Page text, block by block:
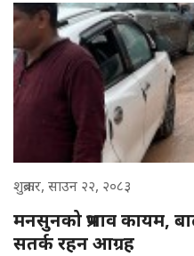
शुक्रबार, साउन २२, २०८३
मनसुनको प्रभाव कायम,
सतर्क रहन आग्रह